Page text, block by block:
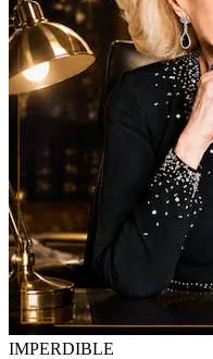
IMPERDIBLE